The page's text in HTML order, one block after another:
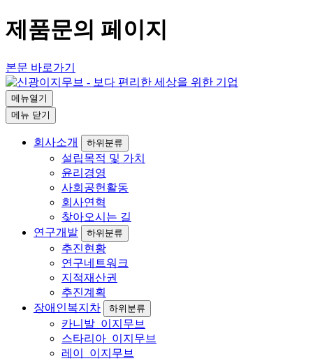
제품문의 페이지
본문 바로가기
메뉴열기
메뉴 닫기
회사소개 하위분류
설립목적 및 가치
윤리경영
사회공헌활동
회사연혁
찾아오시는 길
연구개발
하위분류
추진현황
연구네트워크
지적재산권
추진계획
장애인복지차
하위분류
카니발_이지무브
스타리아_이지무브
레이_이지무브